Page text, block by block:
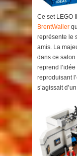
Ce set LEGO
BrentWaller
représente le
amis. La
dans ce salon
reprend
reproduisant
s’agissait